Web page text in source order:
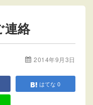
連絡
2014年9月3日
はてな 0